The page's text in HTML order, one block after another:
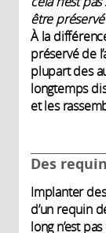
être
À la
préservé de
plupart des
longtemps
et les
Des
Implanter
d’un requin
long n’est